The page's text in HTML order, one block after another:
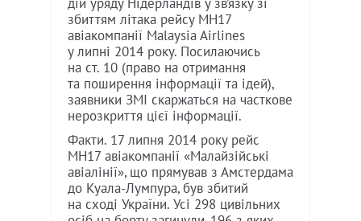
дій уряду Нідерландів у зв’язку зі
збиттям літака рейсу MH17
авіакомпанії Malaysia Airlines
у липні 2014 року. Посилаючись
на ст. 10 (право на отримання
та поширення інформації та ідей),
заявники ЗМІ скаржаться на часткове
нерозкриття цієї інформації.
Факти. 17 липня 2014 року рейс
MH17 авіакомпанії «Малайзійські
авіалінії», що прямував з Амстердама
до Куала-Лумпура, був збитий
на сході України. Усі 298 цивільних